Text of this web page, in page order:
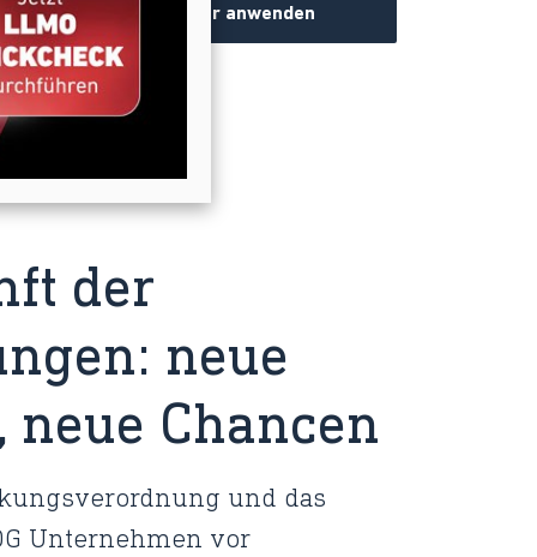
Filter anwenden
der
neue
Chancen
und das
Unternehmen vor